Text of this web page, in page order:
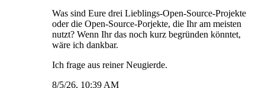
Was sind Eure drei Lieblings-Open-Source-Projekte
oder die Open-Source-Porjekte, die Ihr am meisten
nutzt? Wenn Ihr das noch kurz begründen könntet,
wäre ich dankbar.
Ich frage aus reiner Neugierde.
8/5/26, 10:39 AM